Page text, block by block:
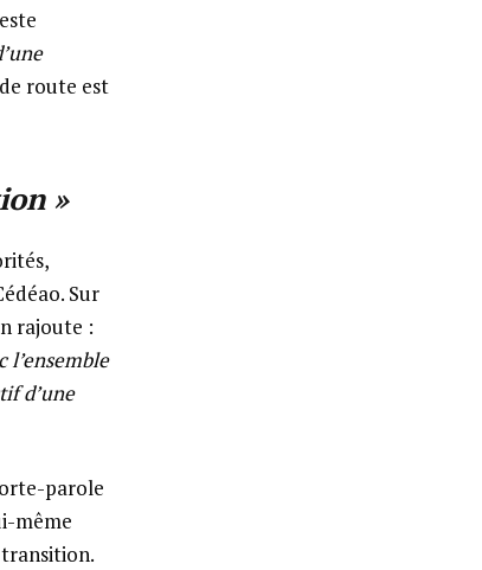
route est
»
Sur
rajoute :
l’ensemble
d’une
parole
même